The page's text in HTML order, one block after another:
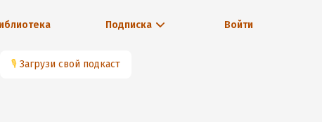
Подписка Войти
🎙 Загрузи свой подкаст